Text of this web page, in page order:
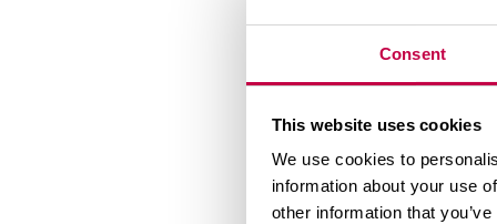
Consent
This website uses cookies
We use cookies to
information about your use
other information that